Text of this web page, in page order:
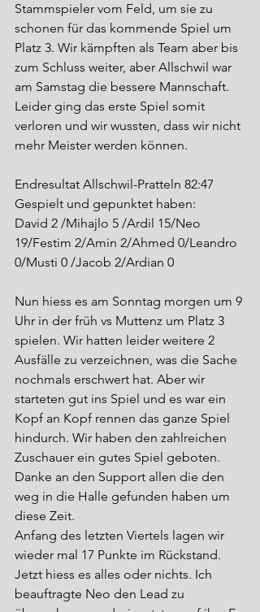
Stammspieler vom Feld, um sie zu
schonen für das kommende Spiel um
Platz 3. Wir kämpften als Team aber bis
zum Schluss weiter, aber Allschwil war
am Samstag die bessere Mannschaft.
Leider ging das erste Spiel somit
verloren und wir wussten, dass wir nicht
mehr Meister werden können.
Endresultat Allschwil-Pratteln 82:47
Gespielt und gepunktet haben:
David 2 /Mihajlo 5 /Ardil 15/Neo
19/Festim 2/Amin 2/Ahmed 0/Leandro
0/Musti 0 /Jacob 2/Ardian 0
Nun hiess es am Sonntag morgen um 9
Uhr in der früh vs Muttenz um Platz 3
spielen. Wir hatten leider weitere 2
Ausfälle zu verzeichnen, was die Sache
nochmals erschwert hat. Aber wir
starteten gut ins Spiel und es war ein
Kopf an Kopf rennen das ganze Spiel
hindurch. Wir haben den zahlreichen
Zuschauer ein gutes Spiel geboten.
Danke an den Support allen die den
weg in die Halle gefunden haben um
diese Zeit.
Anfang des letzten Viertels lagen wir
wieder mal 17 Punkte im Rückstand.
Jetzt hiess es alles oder nichts. Ich
beauftragte Neo den Lead zu